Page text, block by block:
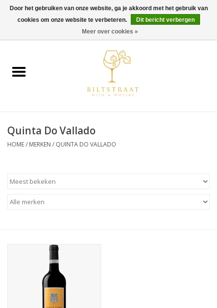
0 Artikelen - €0,00
Wijn
Gin & Tonic
Gedestilleerd
Relatiegeschenken
Quinta Do Vallado
HOME/ MERKEN / QUINTA DO VALLADO
Door het gebruiken van onze website, ga je akkoord met het gebruik van
cookies om onze website te verbeteren.
Dit bericht verbergen
Meer over cookies »